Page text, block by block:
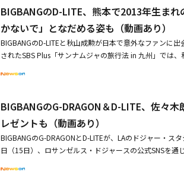
ァンに遭遇！日本語で「泣かないで」となだめる姿も（
で緊急事態！？「マネージャーの部屋が荒らされパスポ
「マネージャーのホテルの部屋が荒らされた。荷物がす
告白した。さらに「緊急旅券で帰国した」と語り、波乱
してみる人を驚かせた。彼は「以前はハワイで盗まれた
て、マネージャーのバッグを持ち去られた。パスポート
BIGBANGのD-LITE、熊本で2013年生ま
かないで」となだめる姿も（動画あり）
BIGBANGのD-LITEと秋山成勲が日本で意外なファンに
されたSBS Plus「サンナムジャの旅行法 in 九州」では
った。秋山成勲とキム・ジョングクは、予想以上にトレ
トニングマシンを体験し、D-LITEが「本当に白くなった
ふくらはぎ部分の脱毛に挑戦したが、あらかじめ剃って
失敗。「本当の男は手で引き抜くものだ」と実演して全
付けを気にかける本物の「男の中の男」の姿を見せた。
ローカルな感じがする」と感嘆し、キム・ジョングクも
はないのが凄くいい」と語った。秋山成勲も「熊本に行
BIGBANGのG-DRAGON＆D-LITE、佐々
レゼントも（動画あり）
BIGBANGのG-DRAGONとD-LITEが、LAのドジャー・ス
日（15日）、ロサンゼルス・ドジャースの公式SNSを通
で記念写真を撮影している。また、佐々木朗希選手か